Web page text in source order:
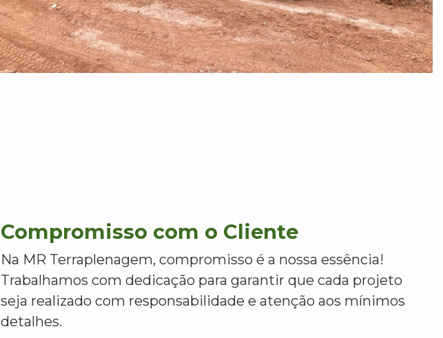
Compromisso com o Cliente
Na MR Terraplenagem, compromisso é a nossa essência!
Trabalhamos com dedicação para garantir que cada projeto
seja realizado com responsabilidade e atenção aos mínimos
detalhes.